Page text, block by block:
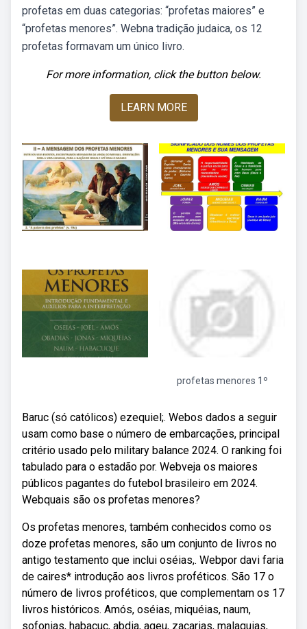
profetas em duas categorias: “profetas maiores” e
“profetas menores”. Webna tradição judaica, os 12
profetas formavam um único livro.
For more information, click the button below.
LEARN MORE
profetas menores 1º
Baruc (só católicos) ezequiel;. Webos dados a seguir
usam como base o número de embarcações, principal
critério usado pelo military balance 2024. O ranking foi
tabulado para o estadão por. Webveja os maiores
públicos pagantes do futebol brasileiro em 2024.
Webquais são os profetas menores?
Os profetas menores, também conhecidos como os
doze profetas menores, são um conjunto de livros no
antigo testamento que inclui oséias,. Webpor davi faria
de caires* introdução aos livros proféticos. São 17 o
número de livros proféticos, que complementam os 17
livros históricos. Amós, oséias, miquéias, naum,
sofonias, habacuc, abdia, ageu, zacarias, malaquias,